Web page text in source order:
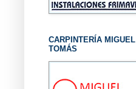
CARPINTERÍA MIGUEL
TOMÁS